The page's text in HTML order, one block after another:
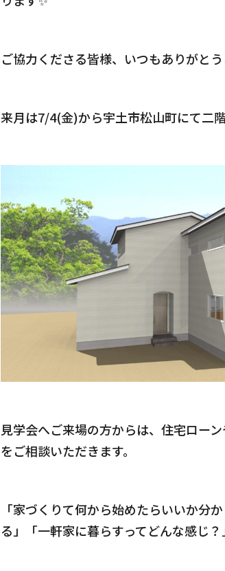
After
保証とメンテナンス
Reform
ご協力くださる皆様、いつもありがとう
来月は7/4(金)から宇土市松山町にて二
見学会へご来場の方からは、住宅ロー
をご相談いただきます。
「家づくりて何から始めたらいいか分
る」「一軒家に暮らすってどんな感じ？